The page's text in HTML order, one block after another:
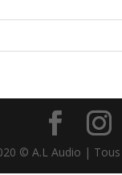
© A.L Audio |